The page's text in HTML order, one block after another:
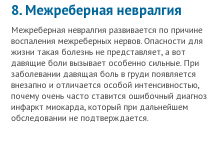
8. Межреберная невралгия
Межреберная невралгия развивается по причине
воспаления межреберных нервов. Опасности для
жизни такая болезнь не представляет, а вот
давящие боли вызывает особенно сильные. При
заболевании давящая боль в груди появляется
внезапно и отличается особой интенсивностью,
почему очень часто ставится ошибочный диагноз
инфаркт миокарда, который при дальнейшем
обследовании не подтверждается.